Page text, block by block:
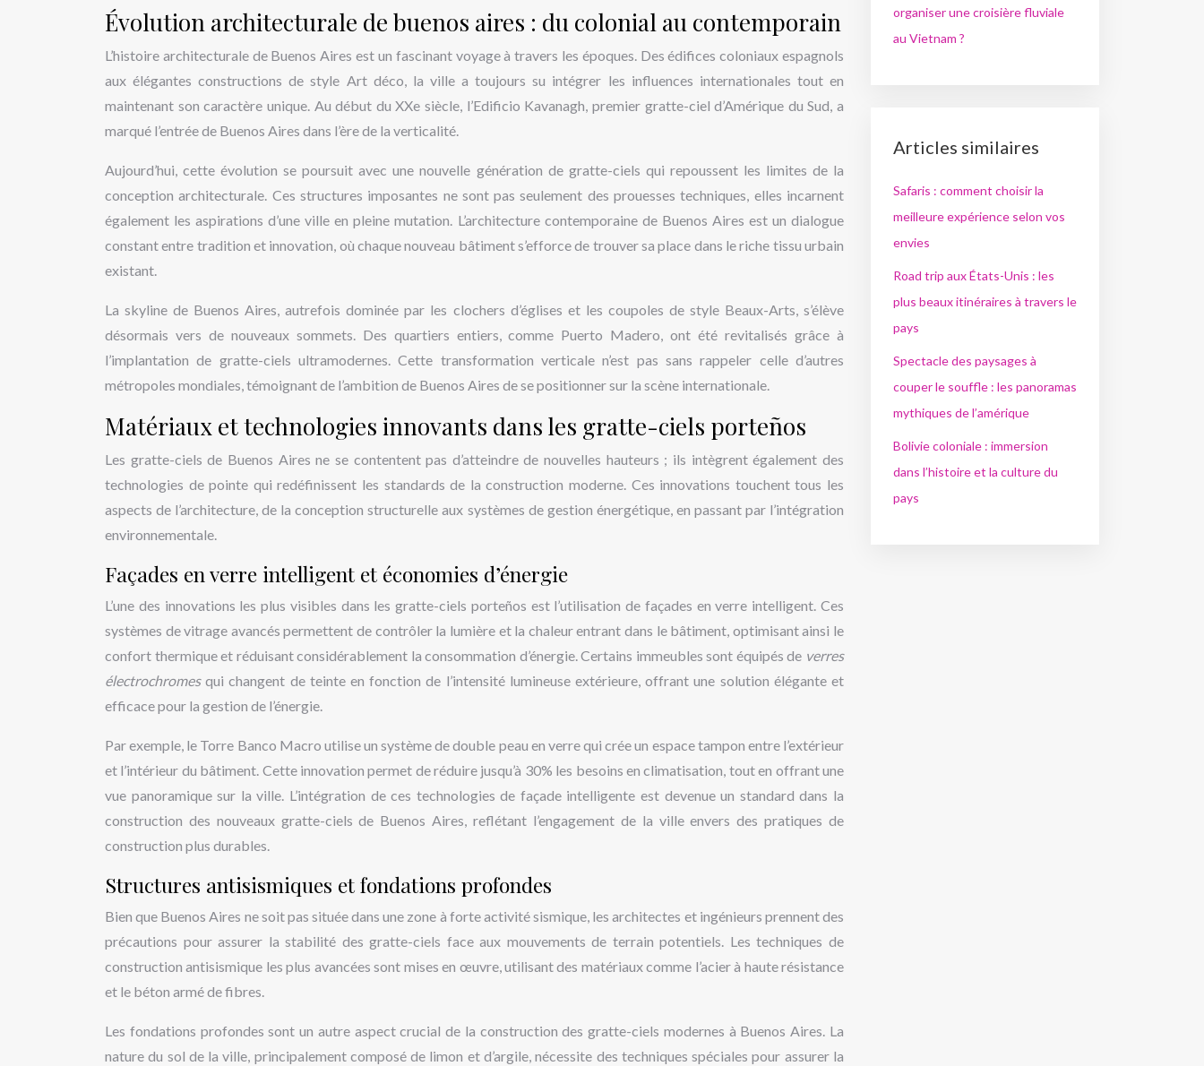
Évolution architecturale de buenos aires : du colonial au contemporain
L’histoire architecturale de Buenos Aires est un fascinant voyage à travers les époques. Des édifices coloniaux espagnols
aux élégantes constructions de style Art déco, la ville a toujours su intégrer les influences internationales tout en
maintenant son caractère unique. Au début du XXe siècle, l’Edificio Kavanagh, premier gratte-ciel d’Amérique du Sud, a
marqué l’entrée de Buenos Aires dans l’ère de la verticalité.
Aujourd’hui, cette évolution se poursuit avec une nouvelle génération de gratte-ciels qui repoussent les limites de la
conception architecturale. Ces structures imposantes ne sont pas seulement des prouesses techniques, elles incarnent
également les aspirations d’une ville en pleine mutation. L’architecture contemporaine de Buenos Aires est un dialogue
constant entre tradition et innovation, où chaque nouveau bâtiment s’efforce de trouver sa place dans le riche tissu urbain
existant.
La skyline de Buenos Aires, autrefois dominée par les clochers d’églises et les coupoles de style Beaux-Arts, s’élève
désormais vers de nouveaux sommets. Des quartiers entiers, comme Puerto Madero, ont été revitalisés grâce à
l’implantation de gratte-ciels ultramodernes. Cette transformation verticale n’est pas sans rappeler celle d’autres
métropoles mondiales, témoignant de l’ambition de Buenos Aires de se positionner sur la scène internationale.
Matériaux et technologies innovants dans les gratte-ciels porteños
Les gratte-ciels de Buenos Aires ne se contentent pas d’atteindre de nouvelles hauteurs ; ils intègrent également des
technologies de pointe qui redéfinissent les standards de la construction moderne. Ces innovations touchent tous les
aspects de l’architecture, de la conception structurelle aux systèmes de gestion énergétique, en passant par l’intégration
environnementale.
Façades en verre intelligent et économies d’énergie
L’une des innovations les plus visibles dans les gratte-ciels porteños est l’utilisation de façades en verre intelligent. Ces
systèmes de vitrage avancés permettent de contrôler la lumière et la chaleur entrant dans le bâtiment, optimisant ainsi le
confort thermique et réduisant considérablement la consommation d’énergie. Certains immeubles sont équipés de verres
électrochromesqui changent de teinte en fonction de l’intensité lumineuse extérieure, offrant une solution élégante et
efficace pour la gestion de l’énergie.
Par exemple, le Torre Banco Macro utilise un système de double peau en verre qui crée un espace tampon entre l’extérieur
et l’intérieur du bâtiment. Cette innovation permet de réduire jusqu’à 30% les besoins en climatisation, tout en offrant une
vue panoramique sur la ville. L’intégration de ces technologies de façade intelligente est devenue un standard dans la
construction des nouveaux gratte-ciels de Buenos Aires, reflétant l’engagement de la ville envers des pratiques de
construction plus durables.
Structures antisismiques et fondations profondes
Bien que Buenos Aires ne soit pas située dans une zone à forte activité sismique, les architectes et ingénieurs prennent des
précautions pour assurer la stabilité des gratte-ciels face aux mouvements de terrain potentiels. Les techniques de
construction antisismique les plus avancées sont mises en œuvre, utilisant des matériaux comme l’acier à haute résistance
et le béton armé de fibres.
Les fondations profondes sont un autre aspect crucial de la construction des gratte-ciels modernes à Buenos Aires. La
nature du sol de la ville, principalement composé de limon et d’argile, nécessite des techniques spéciales pour assurer la
organiser une croisière fluviale
au Vietnam ?
Articles similaires
Safaris : comment choisir la
meilleure expérience selon vos
envies
Road trip aux États-Unis : les
plus beaux itinéraires à travers le
pays
Spectacle des paysages à
couper le souffle : les panoramas
mythiques de l’amérique
Bolivie coloniale : immersion
dans l’histoire et la culture du
pays